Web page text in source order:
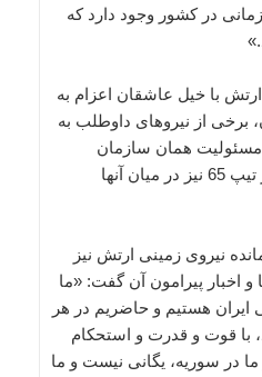
در کشور وجود دارد که
با خیل عاشقان اعزام به
برخی از نیروهای داوطلب به
همان سازمان
مسئول هستند و نیروهایی از تیپ 65 نیز در میان آنها
نیروی زمینی ارتش نیز
اخبار پیرامون آن گفت: «ما
هستیم و حاضریم در هر
با قوت و قدرت و استحکام
در سوریه، یگانی نیست و ما